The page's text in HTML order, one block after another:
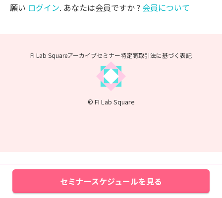
願い ログイン. あなたは会員ですか ? 会員について
セミナースケジュールを見る
FI Lab Squareアーカイブセミナー特定商取引法に基づく表記
© FI Lab Square